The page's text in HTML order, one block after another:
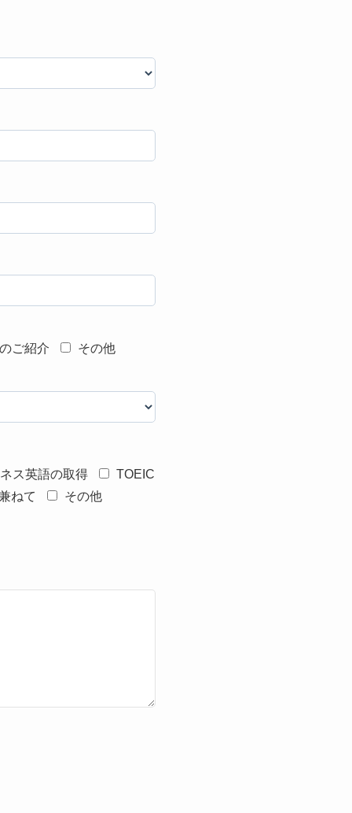
ご紹介 その他
ス英語の取得
TOEIC
ねて
その他